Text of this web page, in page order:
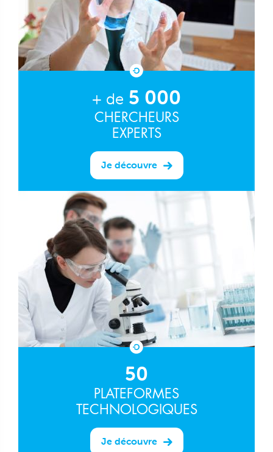
+ de 5 000
CHERCHEURS
EXPERTS
Je découvre
50
PLATEFORMES
TECHNOLOGIQUES
Je découvre